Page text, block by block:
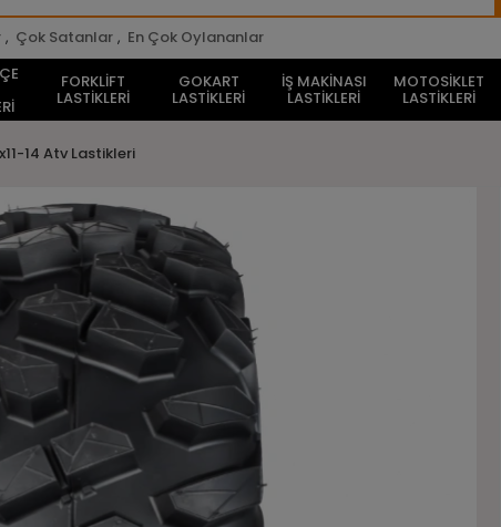
, Çok Satanlar , En Çok Oylananlar
FORKLİFT
LASTİKLERİ
GOKART
LASTİKLERİ
İŞ MAKİNASI
LASTİKLERİ
MOTOSİKLET
LASTİKLERİ
14 Atv Lastikleri